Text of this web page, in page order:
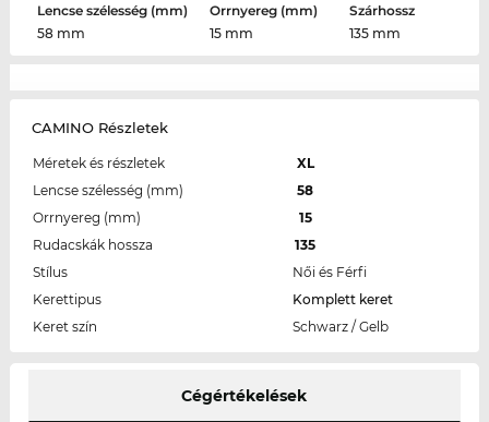
Lencse szélesség (mm)
58 mm
Orrnyereg (mm)
15 mm
Szárhossz
135 mm
CAMINO Részletek
Méretek és részletek
XL
Lencse szélesség (mm)
58
Orrnyereg (mm)
15
Rudacskák hossza
135
Stílus
Női és Férfi
Kerettipus
Komplett keret
Keret szín
Schwarz / Gelb
Cégértékelések